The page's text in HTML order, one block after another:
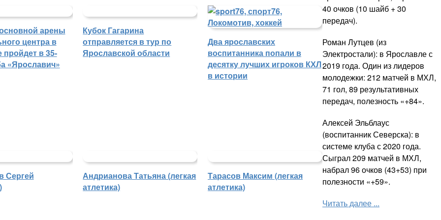
арены
центра в
в 35-
«Ярославич»
Кубок Гагарина
отправляется в тур по
Ярославской области
Два ярославских
воспитанника попали в
десятку лучших игроков КХЛ
в истории
Сергей
Андрианова Татьяна (легкая
атлетика)
Тарасов Максим (легкая
атлетика)
40 очков (10 шайб + 30
передач).
Роман Лутцев (из
Электростали): в Ярославле с
2019 года. Один из лидеров
молодежки: 212 матчей в МХЛ,
71 гол, 89 результативных
передач, полезность «+84».
Алексей Эльблаус
(воспитанник Северска): в
системе клуба с 2020 года.
Сыграл 209 матчей в МХЛ,
набрал 96 очков (43+53) при
полезности «+59».
Читать далее ...